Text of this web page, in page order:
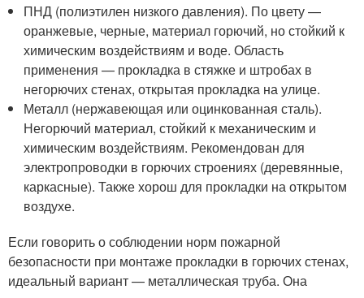
ПНД (полиэтилен низкого давления). По цвету —
оранжевые, черные, материал горючий, но стойкий к
химическим воздействиям и воде. Область
применения — прокладка в стяжке и штробах в
негорючих стенах, открытая прокладка на улице.
Металл (нержавеющая или оцинкованная сталь).
Негорючий материал, стойкий к механическим и
химическим воздействиям. Рекомендован для
электропроводки в горючих строениях (деревянные,
каркасные). Также хорош для прокладки на открытом
воздухе.
Если говорить о соблюдении норм пожарной
безопасности при монтаже прокладки в горючих стенах,
идеальный вариант — металлическая труба. Она